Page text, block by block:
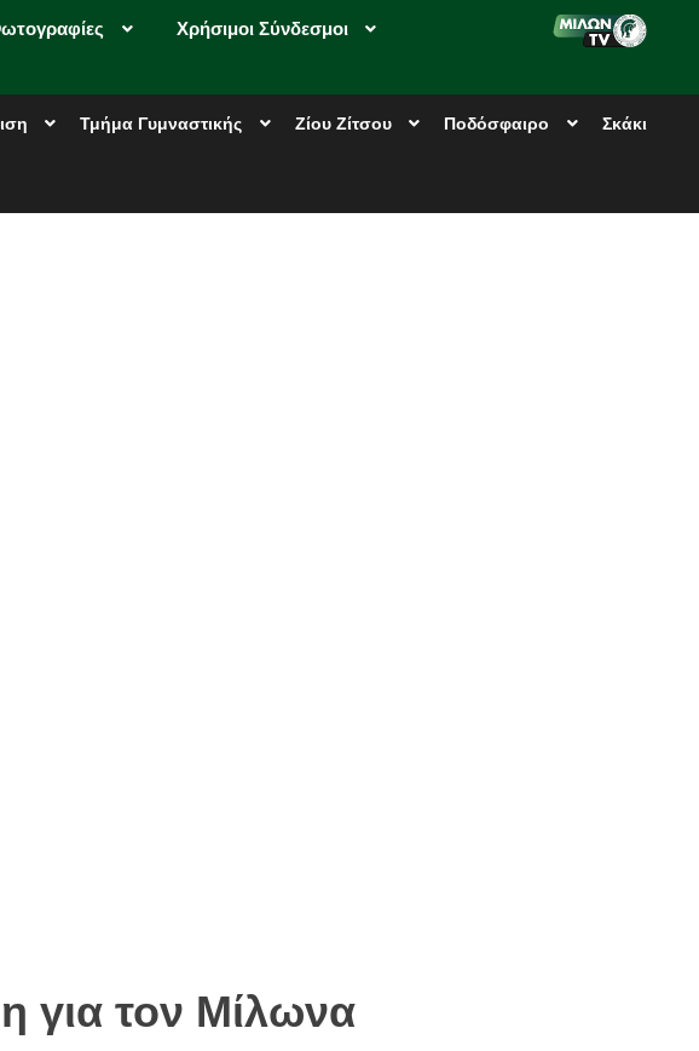
Χρήσιμοι Σύνδεσμοι
Τμήμα Γυμναστικής Ζίου Ζίτσου Ποδόσφαιρο Σκάκι
για τον Μίλωνα